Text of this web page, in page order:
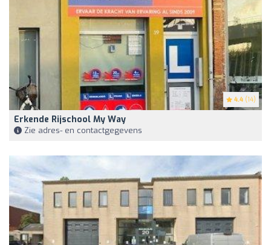
4.4 (14)
Erkende Rijschool My Way
Zie adres- en contactgegevens